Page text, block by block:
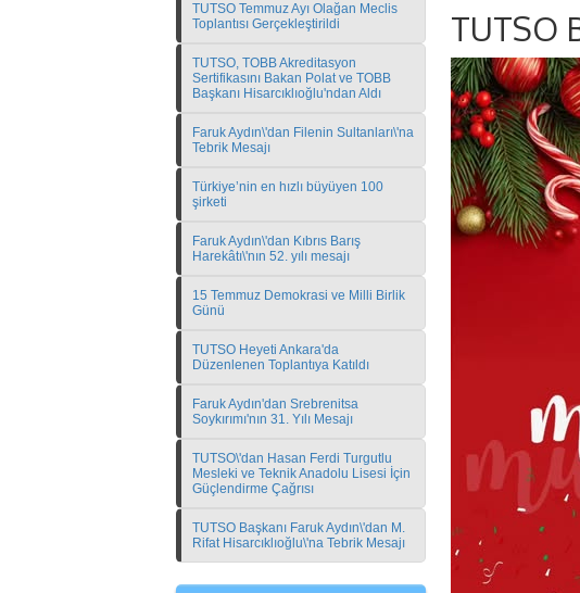
TUTSO Temmuz Ayı Olağan Meclis
Toplantısı Gerçekleştirildi
TUTSO, TOBB Akreditasyon
Sertifikasını Bakan Polat ve TOBB
Başkanı Hisarcıklıoğlu'ndan Aldı
Faruk Aydın\'dan Filenin Sultanları\'na
Tebrik Mesajı
Türkiye’nin en hızlı büyüyen 100
şirketi
Faruk Aydın\'dan Kıbrıs Barış
Harekâtı\'nın 52. yılı mesajı
15 Temmuz Demokrasi ve Milli Birlik
Günü
TUTSO Heyeti Ankara'da
Düzenlenen Toplantıya Katıldı
Faruk Aydın'dan Srebrenitsa
Soykırımı'nın 31. Yılı Mesajı
TUTSO\'dan Hasan Ferdi Turgutlu
Mesleki ve Teknik Anadolu Lisesi İçin
Güçlendirme Çağrısı
TUTSO Başkanı Faruk Aydın\'dan M.
Rifat Hisarcıklıoğlu\'na Tebrik Mesajı
TUTSO